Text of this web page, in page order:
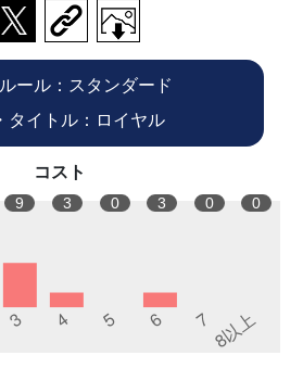
ール：スタンダード
タイトル：ロイヤル
コスト
9 3 0 3 0 0